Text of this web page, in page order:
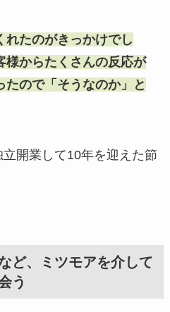
れたのがきっかけでし
様からたくさんの反応が
たので「そうなのか」と
開業して10年を迎えた節
ど、ミツモアを介して
う